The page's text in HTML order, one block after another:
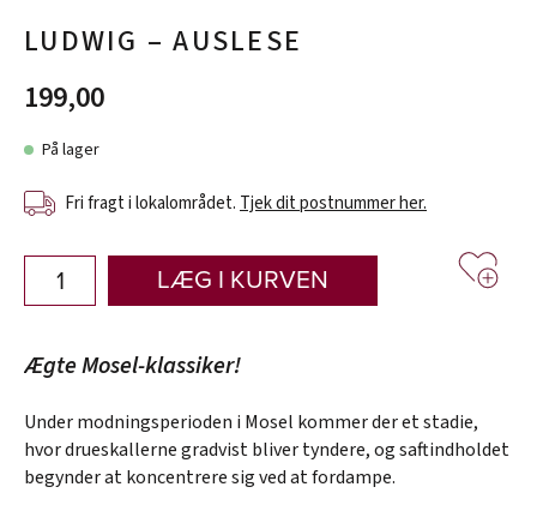
LUDWIG – AUSLESE
199,00
På lager
Fri fragt i lokalområdet. Tjek dit postnummer her.
LÆG I KURVEN
Ægte Mosel-klassiker!
Under modningsperioden i Mosel kommer der et stadie,
hvor drueskallerne gradvist bliver tyndere, og saftindholdet
begynder at koncentrere sig ved at fordampe.